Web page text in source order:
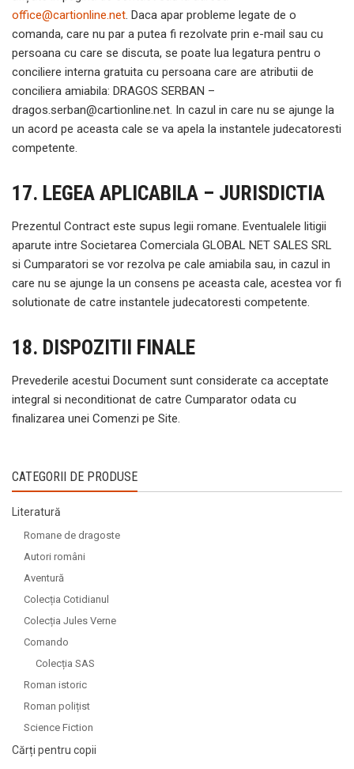
office@cartionline.net. Daca apar probleme legate de o
comanda, care nu par a putea fi rezolvate prin e-mail sau cu
persoana cu care se discuta, se poate lua legatura pentru o
conciliere interna gratuita cu persoana care are atributii de
conciliera amiabila: DRAGOS SERBAN –
dragos.serban@cartionline.net. In cazul in care nu se ajunge la
un acord pe aceasta cale se va apela la instantele judecatoresti
competente.
17. LEGEA APLICABILA – JURISDICTIA
Prezentul Contract este supus legii romane. Eventualele litigii
aparute intre Societarea Comerciala GLOBAL NET SALES SRL
si Cumparatori se vor rezolva pe cale amiabila sau, in cazul in
care nu se ajunge la un consens pe aceasta cale, acestea vor fi
solutionate de catre instantele judecatoresti competente.
18. DISPOZITII FINALE
Prevederile acestui Document sunt considerate ca acceptate
integral si neconditionat de catre Cumparator odata cu
finalizarea unei Comenzi pe Site.
CATEGORII DE PRODUSE
Literatură
Romane de dragoste
Autori români
Aventură
Colecția Cotidianul
Colecția Jules Verne
Comando
Colecția SAS
Roman istoric
Roman polițist
Science Fiction
Cărți pentru copii